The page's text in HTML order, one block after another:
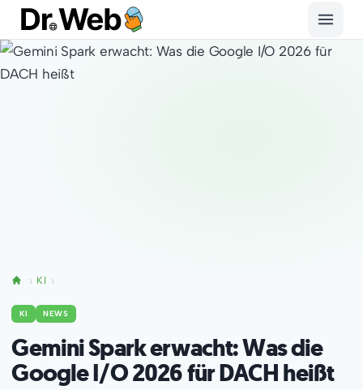
KI
KI NEWS
Gemini Spark erwacht: Was die
Google I/O 2026 für DACH heißt